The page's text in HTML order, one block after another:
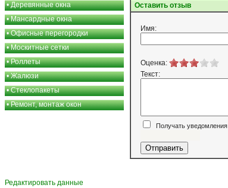
•Деревянные окна
•Мансардные окна
•Офисные перегородки
•Москитные сетки
•Роллеты
•Жалюзи
•Стеклопакеты
•Ремонт, монтаж окон
Оставить отзыв
Имя:
Оценка:
Текст:
Получать уведомления
Редактировать данные